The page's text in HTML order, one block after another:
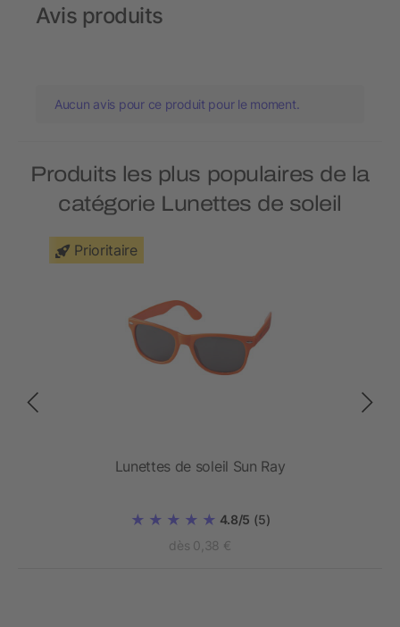
Avis produits
Aucun avis pour ce produit pour le moment.
Produits les plus populaires de la
catégorie Lunettes de soleil
Prioritaire
Lunettes de soleil Sun Ray
4.8/5 (5)
dès 0,38 €